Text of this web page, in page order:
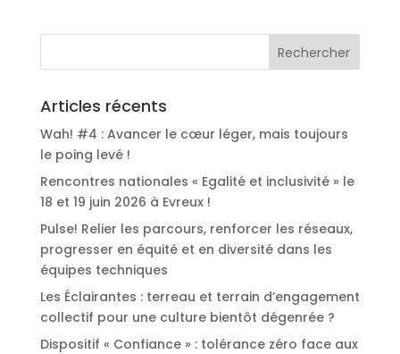
Articles récents
Wah! #4 : Avancer le cœur léger, mais toujours
le poing levé !
Rencontres nationales « Egalité et inclusivité » le
18 et 19 juin 2026 à Evreux !
Pulse! Relier les parcours, renforcer les réseaux,
progresser en équité et en diversité dans les
équipes techniques
Les Éclairantes : terreau et terrain d’engagement
collectif pour une culture bientôt dégenrée ?
Dispositif « Confiance » : tolérance zéro face aux